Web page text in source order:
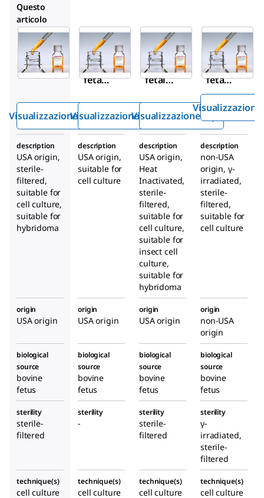
Questo
articolo
Sigma-
Aldrich
F2442
Siero
fetale
Visualizzazione rapida
Sigma-
Aldrich
12103C
Siero
fetale
Visualizzazione rapida
Sigma-
Aldrich
F4135
Siero
fetale
bovin
o
Visualizzazione rapida
description
USA origin,
sterile-
filtered,
suitable for
cell culture,
suitable for
hybridoma
description
USA origin,
suitable for
cell culture
description
USA origin,
Heat
Inactivated,
sterile-
filtered,
suitable for
cell culture,
suitable for
insect cell
culture,
suitable for
hybridoma
description
non-USA
origin, γ-
irradiated,
sterile-
filtered,
suitable for
cell culture
origin
USA origin
origin
USA origin
origin
USA origin
origin
non-USA
origin
biological
source
bovine
fetus
biological
source
bovine
fetus
biological
source
bovine
fetus
biological
source
bovine
fetus
sterility
sterile-
filtered
sterility
-
sterility
sterile-
filtered
sterility
γ-
irradiated,
sterile-
filtered
technique(s)
cell culture
technique(s)
cell culture
technique(s)
cell culture
technique(s)
cell culture